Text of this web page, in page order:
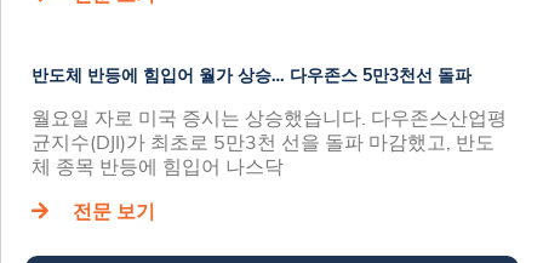
반도체 반등에 힘입어 월가 상승… 다우존스 5만3천선 돌파
월요일 자로 미국 증시는 상승했습니다. 다우존스산업평
균지수(DJI)가 최초로 5만3천 선을 돌파 마감했고, 반도
체 종목 반등에 힘입어 나스닥
전문 보기